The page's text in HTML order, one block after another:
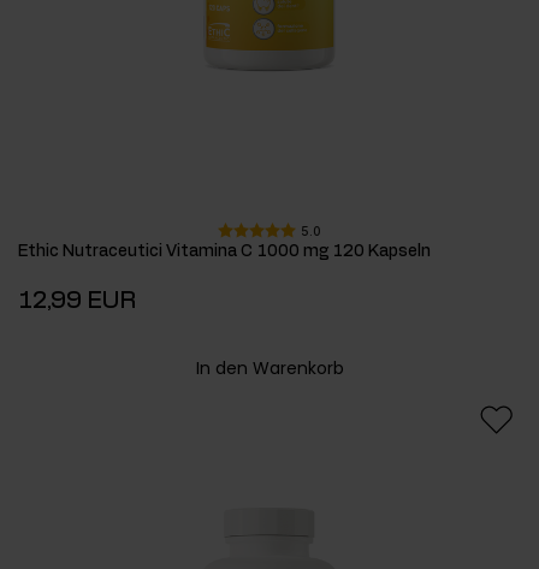
5.0
Ethic Nutraceutici Vitamina C 1000 mg 120 Kapseln
12,99 EUR
In den Warenkorb